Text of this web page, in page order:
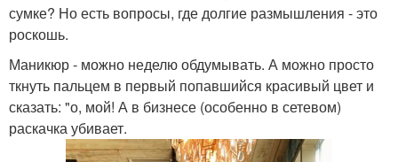
сумке? Но есть вопросы, где долгие размышления - это
роскошь.
Маникюр - можно неделю обдумывать. А можно просто
ткнуть пальцем в первый попавшийся красивый цвет и
сказать: "о, мой! А в бизнесе (особенно в сетевом)
раскачка убивает.